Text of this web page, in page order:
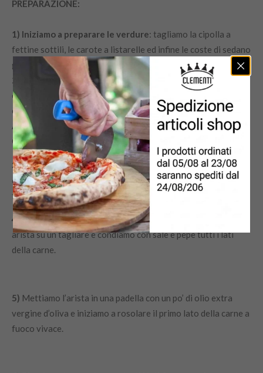
PREPARAZIONE:
1) Iniziamo a preparare le verdure: tagliamo la cipolla a
fettine sottili, le carote a listarelle ed infine le coste di sedano
già private della loro parte fibrosa.
2)
Cottura delle verdure: in una cocotte mettiamo un po’ di
olio extra vergine di oliva e le carote a listarelle. Iniziamo la
cottura a fuoco moderato.
Aggiungiamo il sedano e aggiustiamo di sale.
Continuiamo la cottura con il coperchio chiuso per 10 minuti.
3)Passati i 10 minuti aggiungiamo le cipolle e lasciamo
cuocere per altri 15 minuti con coperchio chiuso, sempre a
fuoco moderato.
4)Preparazione e cottura dell’arista
arista su un tagliare e condiamo con sale e pepe tutti i lati
della carne.
5) Mettiamo l’arista in una padella con un po’ di olio extra
vergine d’oliva e iniziamo a rosolare il primo lato della carne a
fuoco vivace.